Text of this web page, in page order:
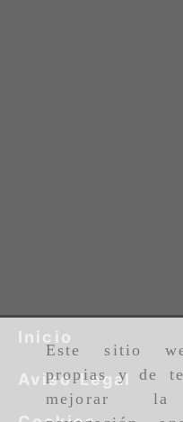
Este sitio
propias y de
mejorar la
Inicio
Aviso Legal